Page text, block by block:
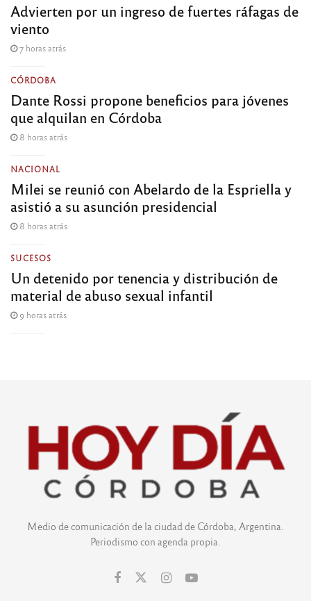
Advierten por un ingreso de fuertes ráfagas de
viento
7 horas atrás
CÓRDOBA
Dante Rossi propone beneficios para jóvenes
que alquilan en Córdoba
8 horas atrás
NACIONAL
Milei se reunió con Abelardo de la Espriella y
asistió a su asunción presidencial
8 horas atrás
SUCESOS
Un detenido por tenencia y distribución de
material de abuso sexual infantil
9 horas atrás
Medio de comunicación de la ciudad de Córdoba, Argentina.
Periodismo con agenda propia.